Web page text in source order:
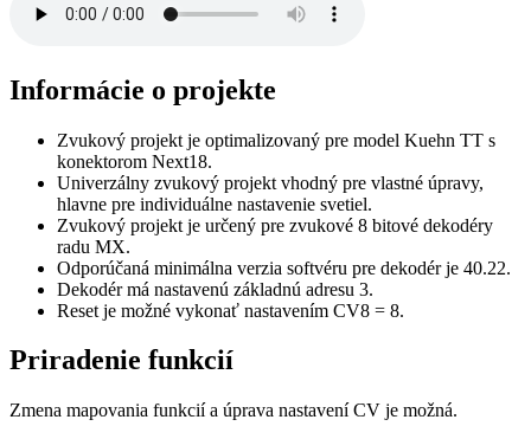
Informácie o projekte
Zvukový projekt je optimalizovaný pre model Kuehn TT s
konektorom Next18.
Univerzálny zvukový projekt vhodný pre vlastné úpravy,
hlavne pre individuálne nastavenie svetiel.
Zvukový projekt je určený pre zvukové 8 bitové dekodéry
radu MX.
Odporúčaná minimálna verzia softvéru pre dekodér je 40.22.
Dekodér má nastavenú základnú adresu 3.
Reset je možné vykonať nastavením CV8 = 8.
Priradenie funkcií
Zmena mapovania funkcií a úprava nastavení CV je možná.